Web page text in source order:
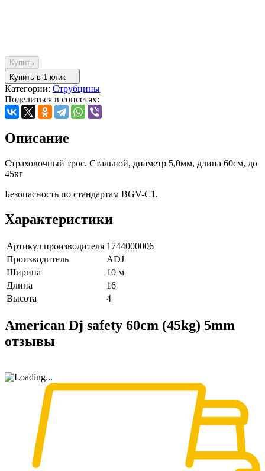
Купить
Купить в 1 клик
Категории: Струбцины
Поделиться в соцсетях:
Описание
Страховочный трос. Стальной, диаметр 5,0мм, длина 60см, до
45кг
Безопасность по стандартам BGV-C1.
Характеристики
Артикул производителя 1744000006
Производитель
ADJ
Ширина
10 м
Длина
16
Высота
4
American Dj safety 60cm (45kg) 5mm
отзывы